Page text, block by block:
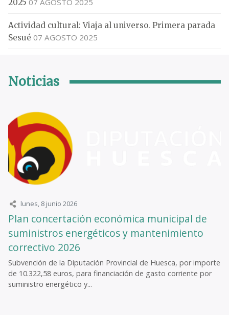
2025 07 AGOSTO 2025
Actividad cultural: Viaja al universo. Primera parada
Sesué 07 AGOSTO 2025
Noticias
lunes, 8 junio 2026
Plan concertación económica municipal de
suministros energéticos y mantenimiento
correctivo 2026
Subvención de la Diputación Provincial de Huesca, por importe
de 10.322,58 euros, para financiación de gasto corriente por
suministro energético y...